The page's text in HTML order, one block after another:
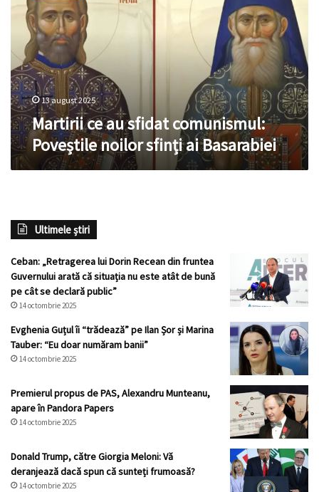
sfidat
comunismul:
Poveștile
noilor
sfinți
ai
Basarabiei13 august 2025
Martirii ce au sfidat comunismul:
Poveștile noilor sfinți ai Basarabiei
Ultimele știri
Ceban: „Retragerea lui Dorin Recean din fruntea
Guvernului arată că situația nu este atât de bună
pe cât se declară public”
14 octombrie 2025
Evghenia Guțul îi “trădează” pe Ilan Șor și Marina
Tauber: “Eu doar număram banii”
14 octombrie 2025
Premierul propus de PAS, Alexandru Munteanu,
apare în Pandora Papers
14 octombrie 2025
Donald Trump, către Giorgia Meloni: Vă
deranjează dacă spun că sunteți frumoasă?
14 octombrie 2025